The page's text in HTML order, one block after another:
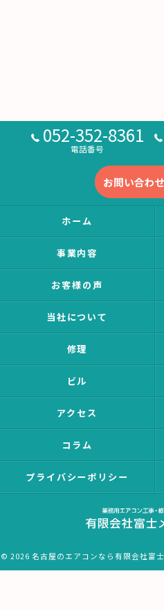
052-352-8361
電話番号
お問い合わ
ホーム
事業内容
お客様の声
当社について
修理
ビル
アクセス
コラム
プライバシーポリシー
© 2026 名古屋のエアコンなら有限会社富